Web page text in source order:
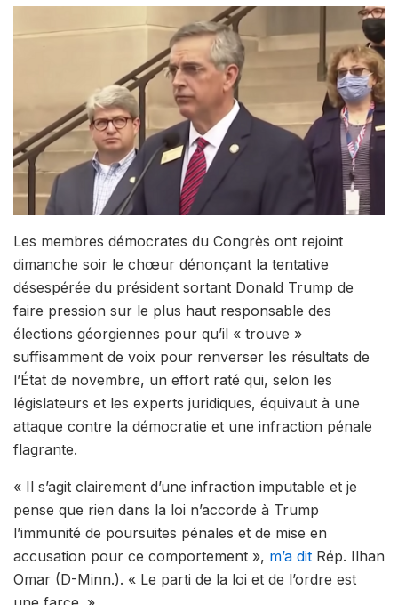
Les membres démocrates du Congrès ont rejoint
dimanche soir le chœur dénonçant la tentative
désespérée du président sortant Donald Trump de
faire pression sur le plus haut responsable des
élections géorgiennes pour qu’il « trouve »
suffisamment de voix pour renverser les résultats de
l’État de novembre, un effort raté qui, selon les
législateurs et les experts juridiques, équivaut à une
attaque contre la démocratie et une infraction pénale
flagrante.
« Il s’agit clairement d’une infraction imputable et je
pense que rien dans la loi n’accorde à Trump
l’immunité de poursuites pénales et de mise en
accusation pour ce comportement », m’a dit Rép. Ilhan
Omar (D-Minn.). « Le parti de la loi et de l’ordre est